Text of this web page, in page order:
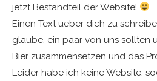
jetzt Bestandteil der Website!
Einen Text ueber dich zu
glaube, ein paar von uns sollten
Bier zusammensetzen und das
Leider habe ich keine Website,